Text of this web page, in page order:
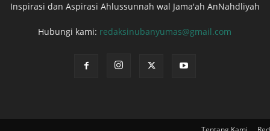
Inspirasi dan Aspirasi Ahlussunnah wal Jama'ah AnNahdliyah
Hubungi kami: redaksinubanyumas@gmail.com